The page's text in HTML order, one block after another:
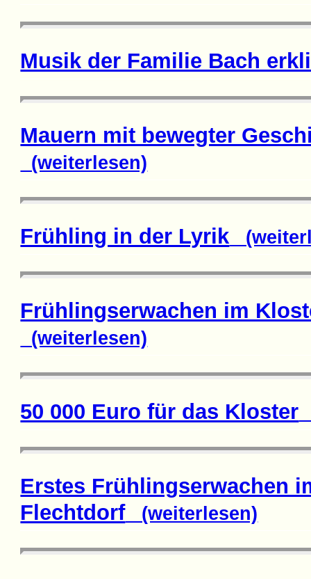
Musik der Familie Bach
Mauern mit bewegter
(weiterlesen)
Frühling in der Lyrik
Frühlingserwachen im
(weiterlesen)
50 000 Euro für das Kloster
Erstes Frühlingserwachen
Flechtdorf(weiterlesen)